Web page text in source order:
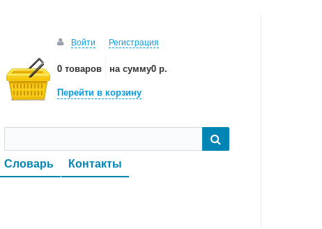
Войти Регистрация
0 товаров на сумму0 р.
Перейти в корзину
Словарь Контакты